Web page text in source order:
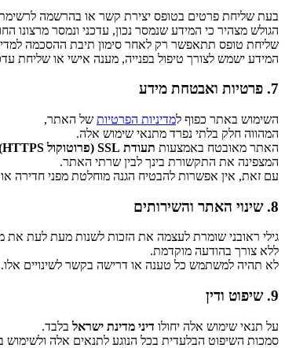
בעת שליחת פרטים בטופס יצירת קשר או בהרשמה
הגולש מצהיר כי המידע שנמסר נכון, עדכני ונמסר מרצונו
שליחת טופס תתאפשר רק לאחר סימון תיבת ההסכמה
המידע ישמש לצורך טיפול בפנייה, מענה אישי או שליחת
7. פרטיות ואבטחת מידע
השימוש באתר כפוף למדיניות הפרטיות של האתר,
המהווה חלק בלתי נפרד מתנאי שימוש אלה.
האתר מאובטח באמצעות תעודת SSL (פרוטוקול HTTPS)
המצפינה את התקשורת בינך לבין שרתי האתר.
עם זאת, אין אפשרות להבטיח הגנה מוחלטת מפני חדירה
8. שינוי האתר והשירותים
גילי ראובני שומרת לעצמה את הזכות לשנות מעת לעת את
ללא צורך בהודעה מוקדמת.
לא תהיה למשתמש כל טענה או דרישה בקשר לשינויים אלו.
9. שיפוט ודין
על תנאי שימוש אלה יחולו דיני מדינת ישראל בלבד.
סמכות השיפוט הבלעדית בכל הנוגע לתנאים אלה